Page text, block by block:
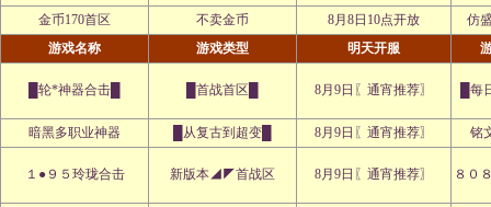
金币170首区
不卖金币 8月8日10点开放
仿
游戏名称
游戏类型 明天开服
█轮*神器合击█ █首战首区█ 8月9日〖通宵推荐〗 █每
暗黑多职业神器 █从复古到超变█ 8月9日〖通宵推荐〗 铭
１●９５玲珑合击 新版本◢◤首战区 8月9日〖通宵推荐〗 ８０